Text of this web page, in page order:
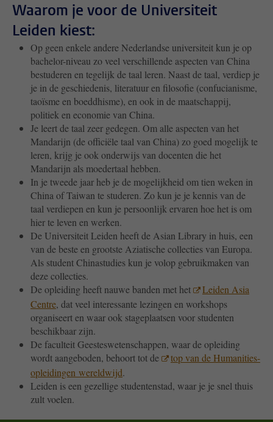
Waarom je voor de Universiteit
Leiden kiest:
Op geen enkele andere Nederlandse universiteit kun je op
bachelor-niveau zo veel verschillende aspecten van China
bestuderen en tegelijk de taal leren. Naast de taal, verdiep je
je in de geschiedenis, literatuur en filosofie (confucianisme,
taoïsme en boeddhisme), en ook in de maatschappij,
politiek en economie van China.
Je leert de taal zeer gedegen. Om alle aspecten van het
Mandarijn (de officiële taal van China) zo goed mogelijk te
leren, krijg je ook onderwijs van docenten die het
Mandarijn als moedertaal hebben.
In je tweede jaar heb je de mogelijkheid om tien weken in
China of Taiwan te studeren. Zo kun je je kennis van de
taal verdiepen en kun je persoonlijk ervaren hoe het is om
hier te leven en werken.
De Universiteit Leiden heeft de Asian Library in huis, een
van de beste en grootste Aziatische collecties van Europa.
Als student Chinastudies kun je volop gebruikmaken van
deze collecties.
De opleiding heeft nauwe banden met het
Leiden Asia
Centre, dat veel interessante lezingen en workshops
organiseert en waar ook stageplaatsen voor studenten
beschikbaar zijn.
De faculteit Geesteswetenschappen, waar de opleiding
wordt aangeboden, behoort tot de
top van de Humanities-
opleidingen wereldwijd.
Leiden is een gezellige studentenstad, waar je je snel thuis
zult voelen.